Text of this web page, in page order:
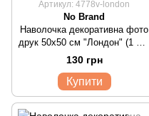
Артикул: 4778v-london
No Brand
Наволочка декоративна фото
друк 50х50 см "Лондон" (1 шт)
- 8 дизайнів
130 грн
Купити